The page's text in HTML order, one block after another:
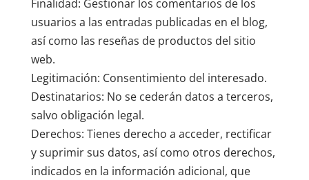
Finalidad: Gestionar los comentarios de los
usuarios a las entradas publicadas en el blog,
así como las reseñas de productos del sitio
web.
Legitimación: Consentimiento del interesado.
Destinatarios: No se cederán datos a terceros,
salvo obligación legal.
Derechos: Tienes derecho a acceder, rectificar
y suprimir sus datos, así como otros derechos,
indicados en la información adicional, que